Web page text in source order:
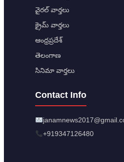
వైరల్ వార్తలు
క్రైమ్ వార్తలు
ఆంధ్రప్రదేశ్
తెలంగాణ
సినిమా వార్తలు
Contact Info
+919347126480